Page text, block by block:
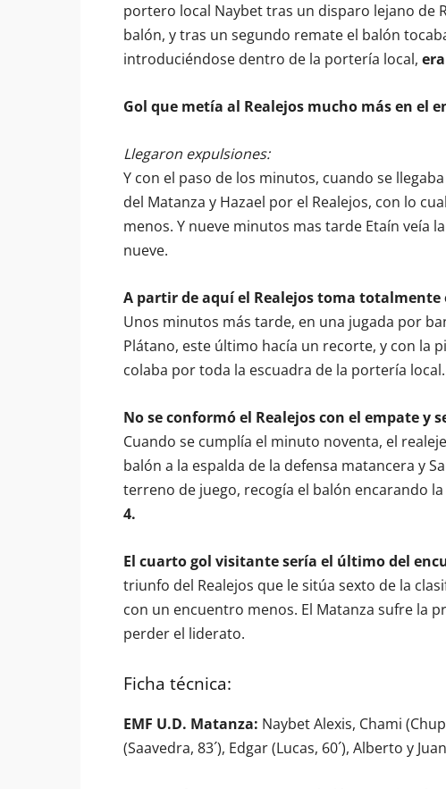
portero local Naybet tras un disparo lejano de
balón, y tras un segundo remate el balón
introduciéndose dentro de la portería local,
Gol que metía al Realejos mucho más en el
Llegaron expulsiones:
Y con el paso de los minutos, cuando se
del Matanza y Hazael por el Realejos, con lo
menos. Y nueve minutos mas tarde Etaín veía
nueve.
A partir de aquí el Realejos toma
Unos minutos más tarde, en una jugada por
Plátano, este último hacía un recorte, y con la
colaba por toda la escuadra de la portería local.
No se conformó el Realejos con el empate y
Cuando se cumplía el minuto noventa, el
balón a la espalda de la defensa matancera y
terreno de juego, recogía el balón encarando
4.
El cuarto gol visitante sería el último del
triunfo del Realejos que le sitúa sexto de la
con un encuentro menos. El Matanza sufre la
perder el liderato.
Ficha técnica:
EMF U.D. Matanza: Naybet Alexis, Chami
(Saavedra, 83´), Edgar (Lucas, 60´), Alberto y